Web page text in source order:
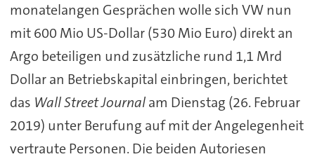
monatelangen Gesprächen wolle sich VW nun
mit 600 Mio US-Dollar (530 Mio Euro) direkt an
Argo beteiligen und zusätzliche rund 1,1 Mrd
Dollar an Betriebskapital einbringen, berichtet
das Wall Street Journalam Dienstag (26. Februar
2019) unter Berufung auf mit der Angelegenheit
vertraute Personen. Die beiden Autoriesen